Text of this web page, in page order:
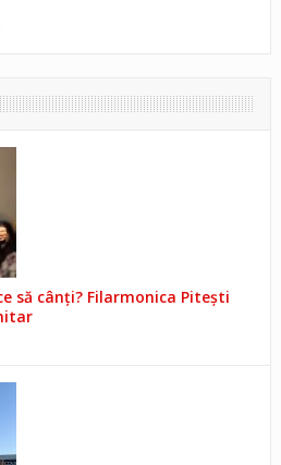
să cânți? Filarmonica Pitești